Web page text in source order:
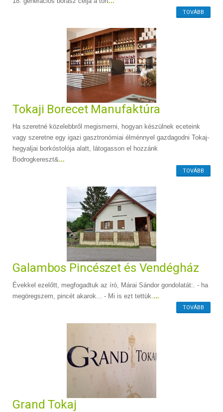
TOVÁBB
Tokaji Borecet Manufaktúra
Ha szeretné közelebbről megismerni, hogyan készülnek eceteink
vagy szeretne egy igazi gasztronómiai élménnyel gazdagodni Tokaj-
hegyaljai borkóstolója alatt, látogasson el hozzánk
Bodrogkereszt&...
TOVÁBB
Galambos Pincészet és Vendégház
Évekkel ezelőtt, megfogadtuk az író, Márai Sándor gondolatát:. - ha
megöregszem, pincét akarok... - Mi is ezt tettük. ...
TOVÁBB
Grand Tokaj